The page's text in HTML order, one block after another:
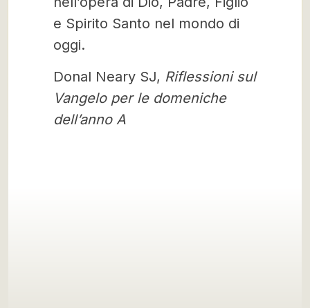
e Spirito Santo nel mondo di
oggi.
Donal Neary SJ, Riflessioni sul
Vangelo per le domeniche
dell’anno A